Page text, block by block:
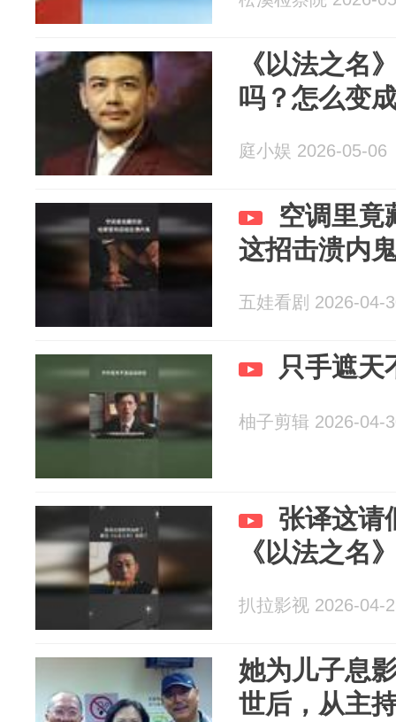
《以法之名
吗？怎么变
庭小娱 2026-05-06
空调里竟
这招击溃内
五娃看剧 2026-04-
只手遮天
柚子剪辑 2026-04-
张译这请
《以法之名
扒拉影视 2026-04-
她为儿子息
世后，从主